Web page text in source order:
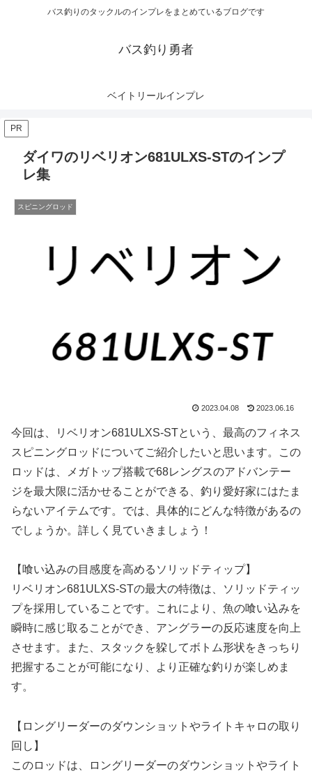
バス釣りのタックルのインプレをまとめているブログです
バス釣り勇者
ベイトリールインプレ
PR
ダイワのリベリオン681ULXS-STのインプ
レ集
スピニングロッド
2023.04.08 2023.06.16
今回は、リベリオン681ULXS-STという、最高のフィネス
スピニングロッドについてご紹介したいと思います。この
ロッドは、メガトップ搭載で68レングスのアドバンテー
ジを最大限に活かせることができる、釣り愛好家にはたま
らないアイテムです。では、具体的にどんな特徴があるの
でしょうか。詳しく見ていきましょう！
【喰い込みの目感度を高めるソリッドティップ】
リベリオン681ULXS-STの最大の特徴は、ソリッドティッ
プを採用していることです。これにより、魚の喰い込みを
瞬時に感じ取ることができ、アングラーの反応速度を向上
させます。また、スタックを躱してボトム形状をきっちり
把握することが可能になり、より正確な釣りが楽しめま
す。
【ロングリーダーのダウンショットやライトキャロの取り
回し】
このロッドは、ロングリーダーのダウンショットやライト